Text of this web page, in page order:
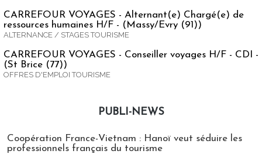
CARREFOUR VOYAGES - Alternant(e) Chargé(e) de
ressources humaines H/F - (Massy/Evry (91))
ALTERNANCE / STAGES TOURISME
CARREFOUR VOYAGES - Conseiller voyages H/F - CDI -
(St Brice (77))
OFFRES D'EMPLOI TOURISME
PUBLI-NEWS
Coopération France-Vietnam : Hanoï veut séduire les
professionnels français du tourisme